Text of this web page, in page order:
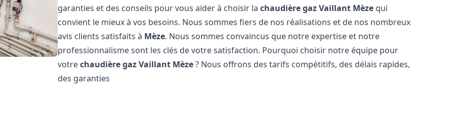
garanties et des conseils pour vous aider à choisir lachaudière gaz Vaillant Mèze qui
convient le mieux à vos besoins. Nous sommes fiers de nos réalisations et de nos nombreux
avis clients satisfaits à Mèze. Nous sommes convaincus que notre expertise et notre
professionnalisme sont les clés de votre satisfaction. Pourquoi choisir notre équipe pour
votrechaudière gaz Vaillant Mèze? Nous offrons des tarifs compétitifs, des délais rapides,
des garanties